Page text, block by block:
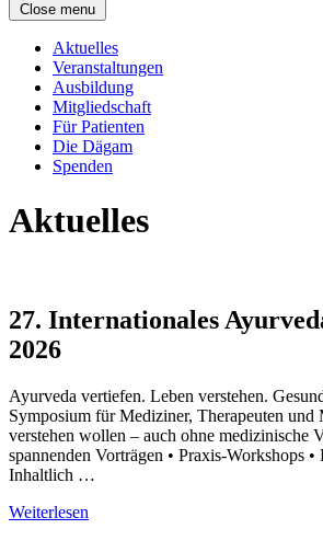
Close menu
Aktuelles
Veranstaltungen
Ausbildung
Mitgliedschaft
Für Patienten
Die Dägam
Spenden
Aktuelles
27. Internationales
2026
Ayurveda vertiefen. Leben verstehen.
Symposium für Mediziner, Therapeuten und
verstehen wollen – auch ohne medizinische
spannenden Vorträgen • Praxis-Workshops
Inhaltlich …
Weiterlesen